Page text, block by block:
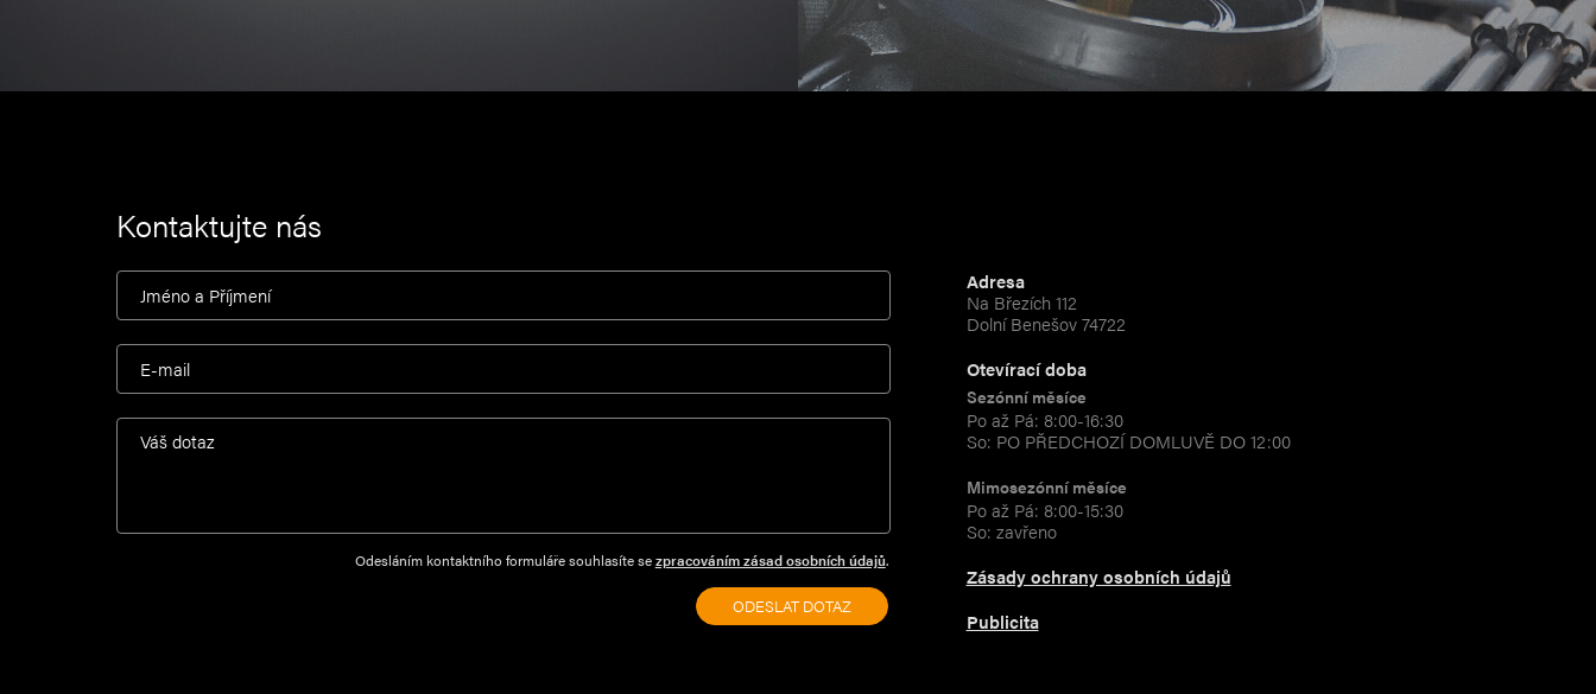
Kontaktujte nás
Odesláním kontaktního formuláře souhlasíte sezpracováním zásad osobních údajů.
Adresa
Na Březích 112
Dolní Benešov 74722
Otevírací doba
Sezónní měsíce
Po až Pá: 8:00-16:30
So: PO PŘEDCHOZÍ DOMLUVĚ DO 12:00
Mimosezónní měsíce
Po až Pá: 8:00-15:30
So: zavřeno
Zásady ochrany osobních údajů
Publicita